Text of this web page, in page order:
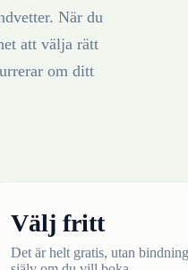
. När du
att välja rätt
om ditt
Välj fritt
Det är helt gratis, utan